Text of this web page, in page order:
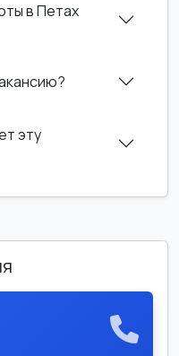
в Петах
эту